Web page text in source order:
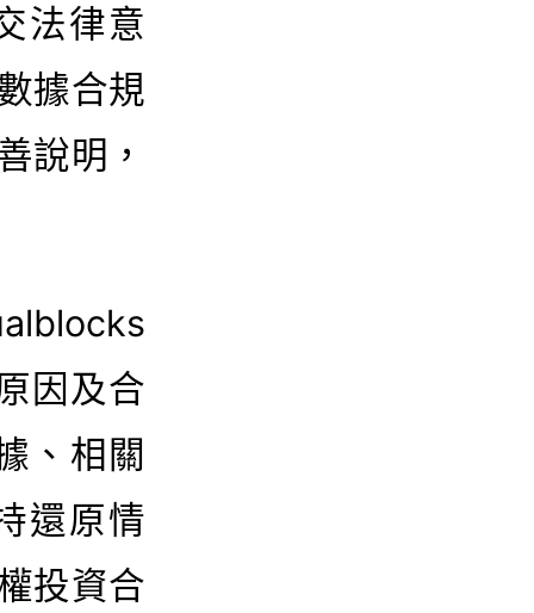
法律意
據合規
說明，
因及合
、相關
還原情
投資合